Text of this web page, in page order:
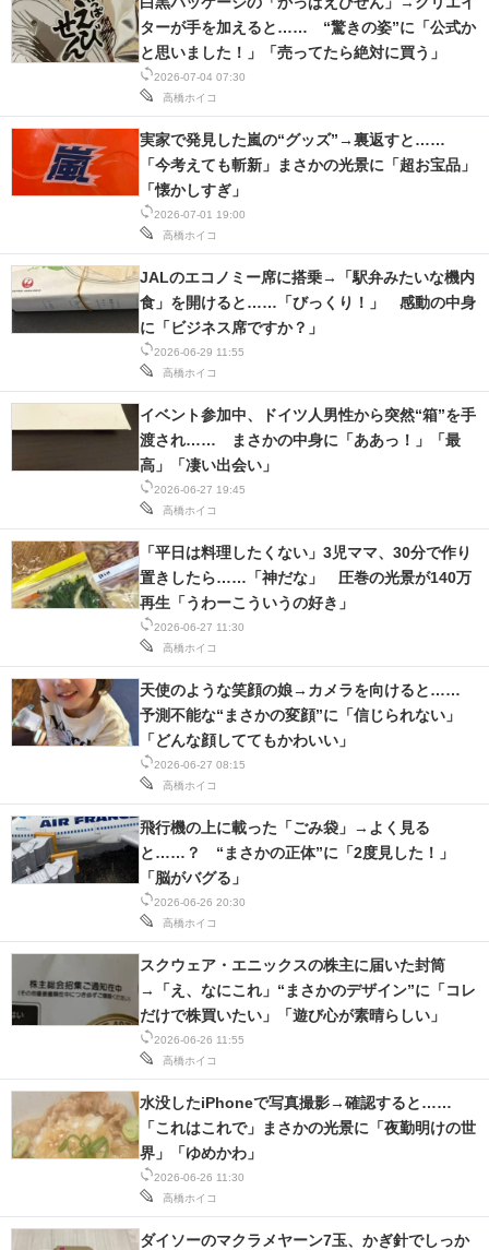
2026-07-04 07:30
高橋ホイコ
ターが手を加えると…… “驚きの姿”に「公式か
と思いました！」「売ってたら絶対に買う」
2026-07-01 19:00
高橋ホイコ
実家で発見した嵐の“グッズ”→裏返すと……
「今考えても斬新」まさかの光景に「超お宝品」
「懐かしすぎ」
2026-06-29 11:55
高橋ホイコ
JALのエコノミー席に搭乗→「駅弁みたいな機内
食」を開けると……「びっくり！」 感動の中身
に「ビジネス席ですか？」
2026-06-27 19:45
高橋ホイコ
イベント参加中、ドイツ人男性から突然“箱”を手
渡され…… まさかの中身に「ああっ！」「最
高」「凄い出会い」
2026-06-27 11:30
高橋ホイコ
「平日は料理したくない」3児ママ、30分で作り
置きしたら……「神だな」 圧巻の光景が140万
再生「うわーこういうの好き」
2026-06-27 08:15
高橋ホイコ
天使のような笑顔の娘→カメラを向けると……
予測不能な“まさかの変顔”に「信じられない」
「どんな顔しててもかわいい」
2026-06-26 20:30
高橋ホイコ
飛行機の上に載った「ごみ袋」→よく見る
と……？ “まさかの正体”に「2度見した！」
「脳がバグる」
2026-06-26 11:55
高橋ホイコ
スクウェア・エニックスの株主に届いた封筒
→「え、なにこれ」“まさかのデザイン”に「コレ
だけで株買いたい」「遊び心が素晴らしい」
2026-06-26 11:30
高橋ホイコ
水没したiPhoneで写真撮影→確認すると……
「これはこれで」まさかの光景に「夜勤明けの世
界」「ゆめかわ」
ダイソーのマクラメヤーン7玉、かぎ針でしっか